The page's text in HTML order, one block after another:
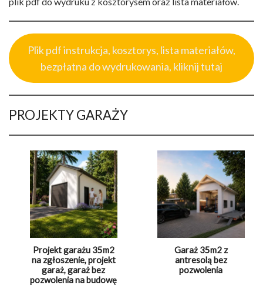
Plik pdf instrukcja, kosztorys, lista materiałów,
bezpłatna do wydrukowania, kliknij tutaj
PROJEKTY GARAŻY
Projekt garażu 35m2
na zgłoszenie, projekt
garaż, garaż bez
pozwolenia na budowę
Garaż 35m2 z
antresolą bez
pozwolenia